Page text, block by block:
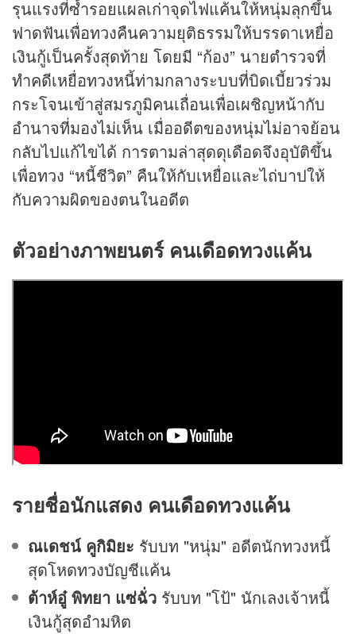
รุนแรงที่ซ้ำรอยแผลเก่าจุดไฟแค้นให้หนุ่มลุกขึ้น
ฟาดฟันเพื่อทวงคืนความยุติธรรมให้บรรดาเหยื่อ
เงินกู้เป็นครั้งสุดท้าย โดยมี “ก้อง” นายตำรวจที่
ทำคดีเหยื่อทวงหนี้ท่ามกลางระบบที่บิดเบี้ยวร่วม
กระโจนเข้าสู่สมรภูมิคนเถื่อนเพื่อเผชิญหน้ากับ
อำนาจที่มองไม่เห็น เมื่ออดีตของหนุ่มไม่อาจย้อน
กลับไปแก้ไขได้ การตามล่าสุดดุเดือดจึงอุบัติขึ้น
เพื่อทวง “หนี้ชีวิต” คืนให้กับเหยื่อและไถ่บาปให้
กับความผิดของตนในอดีต
ตัวอย่างภาพยนตร์ คนเดือดทวงแค้น
รายชื่อนักแสดง คนเดือดทวงแค้น
ณเดชน์ คูกิมิยะ รับบท "หนุ่ม" อดีตนักทวงหนี้
สุดโหดทวงบัญชีแค้น
ต้าห์อู๋ พิทยา แซ่ฉั่ว รับบท "โป้" นักเลงเจ้าหนี้
เงินกู้สุดอำมหิต